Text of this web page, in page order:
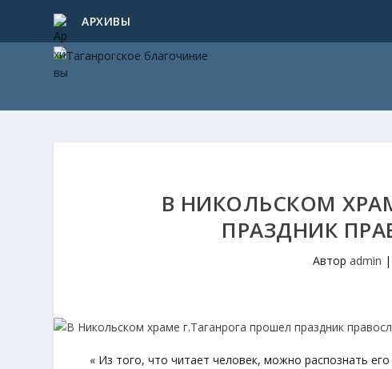
АРХИВЫ
В НИКОЛЬСКОМ
ПРАЗДНИК
Авторadmin |
« Из того, что читает человек, можно распознать